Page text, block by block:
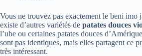
Vous ne trouvez pas exactement le beni imo
existe d’autres variétés de patates douces
l’ube ou certaines patates douces
sont pas identiques, mais elles partagent ce
très intéressant.